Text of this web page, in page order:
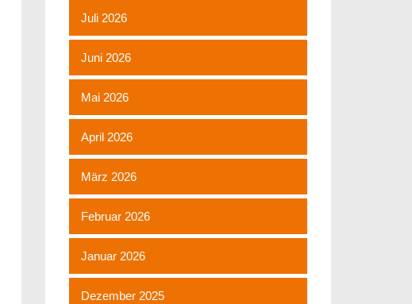
Juli 2026
Juni 2026
Mai 2026
April 2026
März 2026
Februar 2026
Januar 2026
Dezember 2025